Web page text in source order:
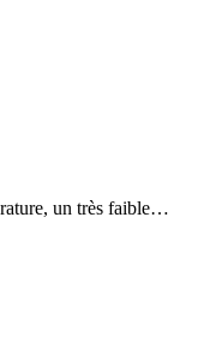
un très faible…